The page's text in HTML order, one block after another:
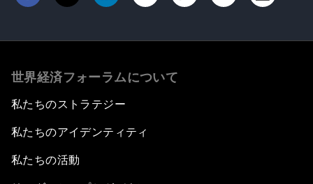
世界経済フォーラムについて
私たちのストラテジー
私たちのアイデンティティ
私たちの活動